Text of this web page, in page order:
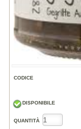
CODICE
DISPONIBILE
QUANTITÀ